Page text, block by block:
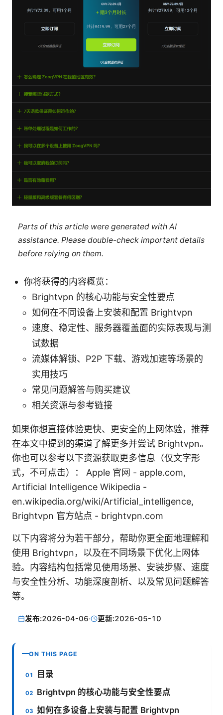
Parts of this article were generated with AI
assistance. Please double-check important details
before relying on them.
你将获得的内容概览：
Brightvpn 的核心功能与安全性要点
如何在不同设备上安装和配置 Brightvpn
速度、稳定性、服务器覆盖面的实际表现与测
试数据
流媒体解锁、P2P 下载、游戏加速等场景的
实用技巧
常见问题解答与购买建议
相关资源与参考链接
如果你想直接体验更快、更安全的上网体验，推荐
在本文中提到的渠道了解更多并尝试 Brightvpn。
你也可以参考以下资源获取更多信息（仅文字形
式，不可点击）： Apple 官网 - apple.com,
Artificial Intelligence Wikipedia -
en.wikipedia.org/wiki/Artificial_intelligence,
Brightvpn 官方站点 - brightvpn.com
以下内容将分为若干部分，帮助你更全面地理解和
使用 Brightvpn，以及在不同场景下优化上网体
验。内容结构包括常见使用场景、安装步骤、速度
与安全性分析、功能深度剖析、以及常见问题解答
等。
发布:2026-04-06· 更新:2026-05-10
ON THIS PAGE
目录
Brightvpn 的核心功能与安全性要点
如何在多设备上安装与配置 Brightvpn